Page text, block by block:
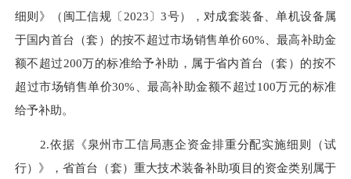
细则》（闽工信规〔2023〕3号），对成套装备、单机设备属
于国内首台（套）的按不超过市场销售单价60%、最高补助金
额不超过200万的标准给予补助，属于省内首台（套）的按不
超过市场销售单价30%、最高补助金额不超过100万元的标准
给予补助。
2.依据《泉州市工信局惠企资金排重分配实施细则（试
行）》，省首台（套）重大技术装备补助项目的资金类别属于